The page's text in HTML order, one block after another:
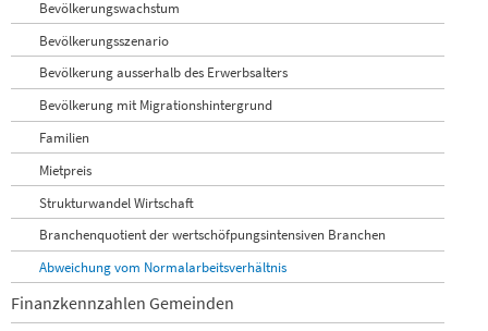
Bevölkerungswachstum
Bevölkerungsszenario
Bevölkerung ausserhalb des Erwerbsalters
Bevölkerung mit Migrationshintergrund
Familien
Mietpreis
Strukturwandel Wirtschaft
Branchenquotient der wertschöfpungsintensiven Branchen
Abweichung vom Normalarbeitsverhältnis
Finanzkennzahlen Gemeinden